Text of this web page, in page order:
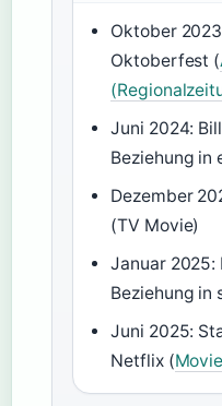
Oktober
Oktoberfest (
Juni 2024:
Beziehung in
Dezember
(TV Movie)
Januar 2025:
Beziehung in
Juni 2025:
Netflix (